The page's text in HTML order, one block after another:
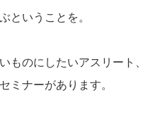
ということを。
ものにしたいアスリート、
ミナーがあります。